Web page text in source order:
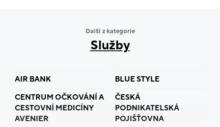
Další z kategorie
Služby
AIR BANK
BLUE STYLE
CENTRUM OČKOVÁNÍ A
CESTOVNÍ MEDICÍNY
AVENIER
ČESKÁ
PODNIKATELSKÁ
POJIŠŤOVNA